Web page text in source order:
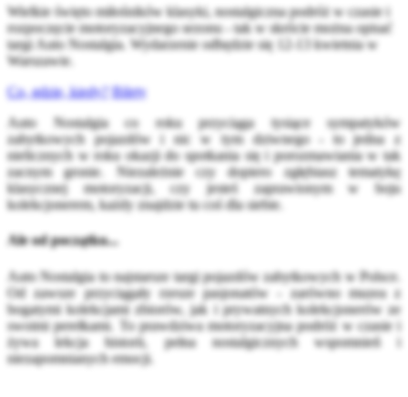
Wielkie święto miłośników klasyki, nostalgiczna podróż w czasie i
rozpoczęcie motoryzacyjnego sezonu - tak w skrócie można opisać
targi Auto Nostalgia. Wydarzenie odbędzie się 12-13 kwietnia w
Warszawie.
Co, gdzie, kiedy? Bilety
Auto Nostalgia co roku przyciąga tysiące sympatyków
zabytkowych pojazdów i nic w tym dziwnego - to jedna z
nielicznych w roku okazji do spotkania się i porozmawiania w tak
zacnym gronie. Niezależnie czy dopiero zgłębiasz tematykę
klasycznej motoryzacji, czy jesteś zaprawionym w boju
kolekcjonerem, każdy znajdzie tu coś dla siebie.
Ale od początku...
Auto Nostalgia to najstarsze targi pojazdów zabytkowych w Polsce.
Od zawsze przyciągały rzesze pasjonatów - zarówno muzea z
bogatymi kolekcjami zbiorów, jak i prywatnych kolekcjonerów ze
swoimi perełkami. To prawdziwa motoryzacyjna podróż w czasie i
żywa lekcja historii, pełna nostalgicznych wspomnień i
niezapomnianych emocji.